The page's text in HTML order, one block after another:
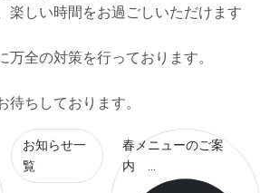
楽しい時間をお過ごしいただけます
万全の対策を行っております。
ちしております。
お知らせ一
覧
春メニューのご案
内 ...